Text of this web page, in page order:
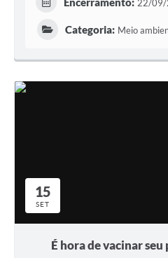
22/09/
Categoria: Meio
15
SET
É hora de vacinar